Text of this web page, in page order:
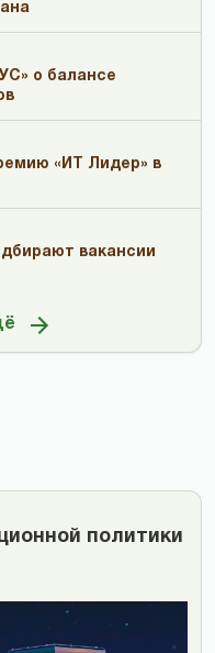
о балансе
«ИТ Лидер» в
вакансии
политики